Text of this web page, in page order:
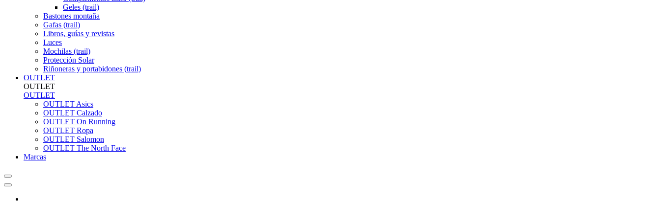
Geles (trail)
Bastones montaña
Gafas (trail)
Libros, guías y revistas
Luces
Mochilas (trail)
Protección Solar
Riñoneras y portabidones (trail)
OUTLET
OUTLET
OUTLET
OUTLET Asics
OUTLET Calzado
OUTLET On Running
OUTLET Ropa
OUTLET Salomon
OUTLET The North Face
Marcas